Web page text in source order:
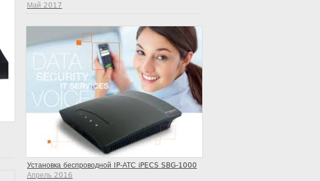
Май 2017
Установка беспроводной IP-АТС iPECS SBG-1000
Апрель 2016